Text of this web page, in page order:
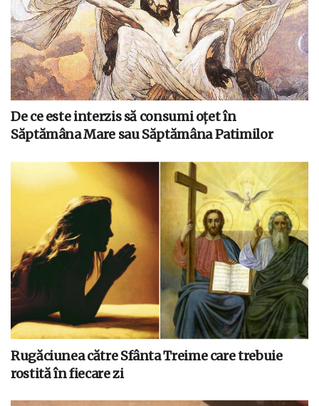
De ce este interzis să consumi oțet în
Săptămâna Mare sau Săptămâna Patimilor
Rugăciunea către Sfânta Treime care trebuie
rostită în fiecare zi